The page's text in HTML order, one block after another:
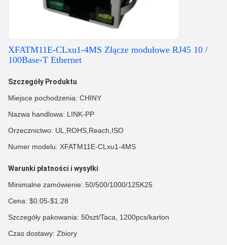
XFATM11E-CLxu1-4MS Złącze modułowe RJ45 10 /
100Base-T Ethernet
Szczegóły Produktu
Miejsce pochodzenia: CHINY
Nazwa handlowa: LINK-PP
Orzecznictwo: UL,ROHS,Reach,ISO
Numer modelu: XFATM11E-CLxu1-4MS
Warunki płatności i wysyłki
Minimalne zamówienie: 50/500/1000/125K25
Cena: $0.05-$1.28
Szczegóły pakowania: 50szt/Taca, 1200pcs/karton
Czas dostawy: Zbiory